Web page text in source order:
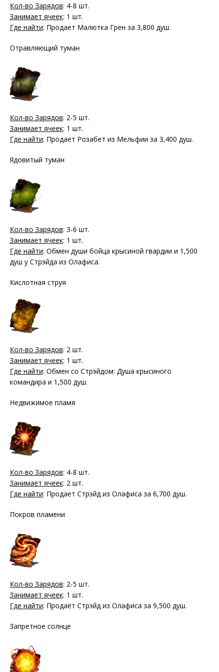
Кол-во Зарядов: 4-8 шт.
Занимает ячеек: 1 шт.
Где найти: Продает Малютка Грен за 3,800 душ.
Отравляющий туман
Кол-во Зарядов: 2-5 шт.
Занимает ячеек: 1 шт.
Где найти: Продает Розабет из Мельфии за 3,400 душ.
Ядовитый туман
Кол-во Зарядов: 3-6 шт.
Занимает ячеек: 1 шт.
Где найти: Обмен души бойца крысиной гвардии и 1,500
душ у Стрэйда из Олафиса.
Кислотная струя
Кол-во Зарядов: 2 шт.
Занимает ячеек: 1 шт.
Где найти: Обмен со Стрэйдом: Душа крысиного
командира и 1,500 душ.
Недвижимое пламя
Кол-во Зарядов: 4-8 шт.
Занимает ячеек: 2 шт.
Где найти: Продает Стрэйд из Олафиса за 6,700 душ.
Покров пламени
Кол-во Зарядов: 2-5 шт.
Занимает ячеек: 1 шт.
Где найти: Продаёт Стрэйд из Олафиса за 9,500 душ.
Запретное солнце